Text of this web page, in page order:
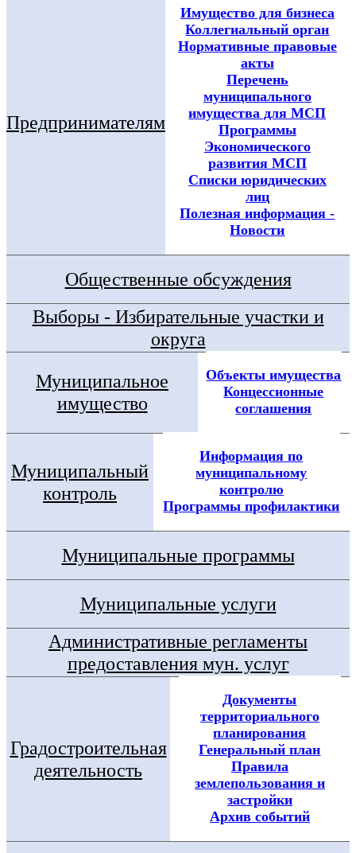
Предпринимателям
Имущество для бизнеса
Коллегиальный орган
Нормативные правовые
акты
Перечень
муниципального
имущества для МСП
Программы
Экономического
развития МСП
Списки юридических
лиц
Полезная информация -
Новости
Общественные обсуждения
Выборы - Избирательные участки и
округа
Муниципальное
имущество
Объекты имущества
Концессионные
соглашения
Муниципальный
контроль
Информация по
муниципальному
контролю
Программы профилактики
Муниципальные программы
Муниципальные услуги
Административные регламенты
предоставления мун. услуг
Градостроительная
деятельность
Документы
территориального
планирования
Генеральный план
Правила
землепользования и
застройки
Архив событий